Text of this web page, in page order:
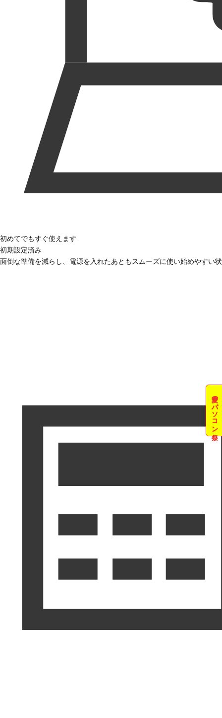
夏のパソコン祭
初めてでもすぐ使えます
初期設定済み
面倒な準備を減らし、電源を入れたあともスムーズに使い始めやすい